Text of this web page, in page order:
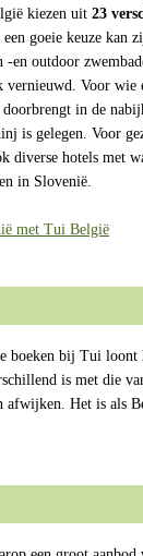
kiezen uit 23
goeie keuze kan
en outdoor
Voor wie
in de
is gelegen. Voor
diverse hotels met
in Slovenië.
met Tui België
boeken bij Tui loont
is met die
afwijken. Het is als